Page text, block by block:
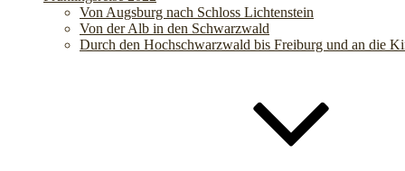
Von Augsburg nach Schloss Lichtenstein
Von der Alb in den Schwarzwald
Durch den Hochschwarzwald bis Freiburg und an die